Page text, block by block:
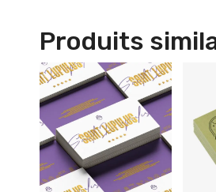
Produits